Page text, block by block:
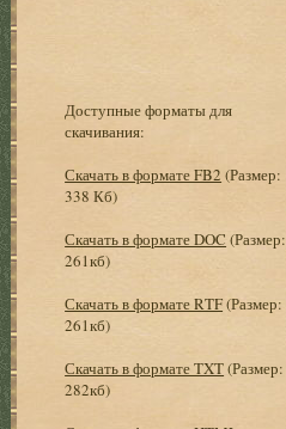
Доступные форматы для
скачивания:
Скачать в формате FB2 (Размер:
338 Кб)
Скачать в формате DOC (Размер:
261кб)
Скачать в формате RTF(Размер:
261кб)
Скачать в формате TXT(Размер:
282кб)